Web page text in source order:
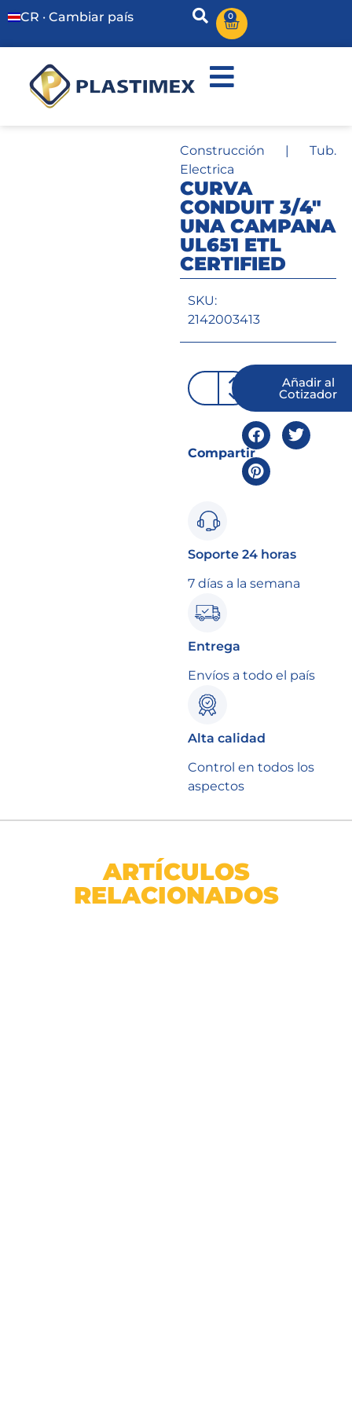
CR · Cambiar país 0
Construcción | Tub.
Electrica
CURVA
CONDUIT 3/4″
UNA CAMPANA
UL651 ETL
CERTIFIED
SKU:
2142003413
Añadir al
Cotizador
Compartir
Soporte 24 horas
7 días a la semana
Entrega
Envíos a todo el país
Alta calidad
Control en todos los
aspectos
ARTÍCULOS
RELACIONADOS